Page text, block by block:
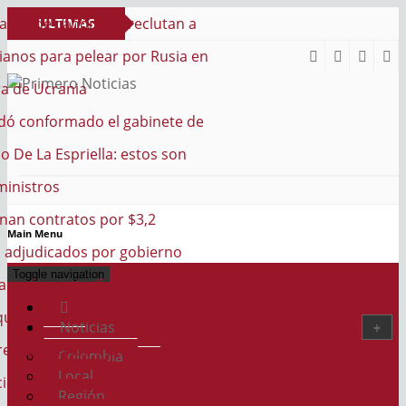
ULTIMAS
NOTICIAS
así reclutan a
por Rusia en
el gabinete de
estos son
por $3,2
por gobierno
Guajira
su talento: la
a una nueva
PRIMERO NOTICIAS
Main Menu
Toggle navigation
Noticias
Colombia
Local
Región